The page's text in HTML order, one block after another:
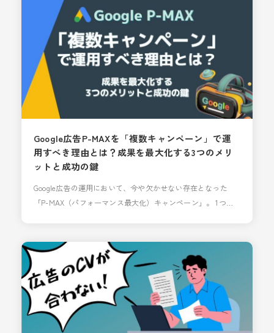
くないのにめっちゃ持ってくるんだけど…なんてこともあり
ます。 youtubeへの配信量の偏りがその一例で
Google広告P-MAXを「複数キャンペーン」で運
用すべき理由とは？成果を最大化する3つのメリ
ットと成功の鍵
Google広告の運用において、今や欠かせない存在となった
「P-MAX（パフォーマンス最大化）キャンペーン」。 1つの
とでお悩みの方も多いのではないでしょうか？ 「AIに任せっ
きりで、これ以上の成果が見込めない」 「特定の商材ばかり
売れてしまい、注力したい商品の露出